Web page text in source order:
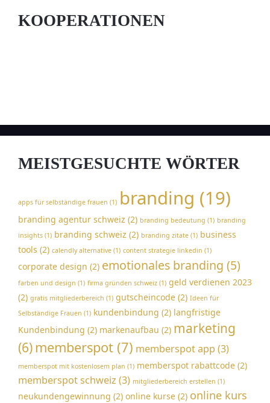
KOOPERATIONEN
MEISTGESUCHTE WÖRTER
apps für selbständige frauen (1) branding (19)
branding agentur schweiz (2) branding bedeutung (1) branding
insights (1) branding schweiz (2) branding zitate (1) business
tools (2) calendly alternative (1) content strategie linkedin (1)
corporate design (2) emotionales branding (5)
farben und design (1) firma gründen schweiz (1) geld verdienen 2023
(2) gratis mitgliederbereich (1) gutscheincode (2) Ideen für
Selbständige Frauen (1) kundenbindung (2) langfristige
Kundenbindung (2) markenaufbau (2) marketing
(6)memberspot (7) memberspot app (3)
memberspot mit kostenlosem plan (1) memberspot rabattcode (2)
memberspot schweiz (3) mitgliederbereich erstellen (1)
neukundengewinnung (2) online kurse (2) online kurs